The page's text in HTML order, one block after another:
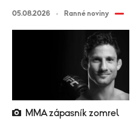
05.08.2026 Ranné noviny